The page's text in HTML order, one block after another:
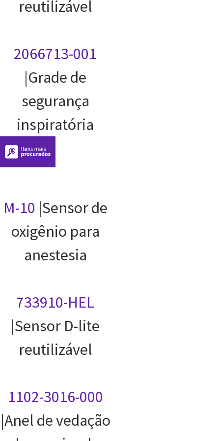
reutilizável
2066713-001
|Grade de
segurança
inspiratória
M-10 |Sensor de
oxigênio para
anestesia
733910-HEL
|Sensor D-lite
reutilizável
1102-3016-000
|Anel de vedação